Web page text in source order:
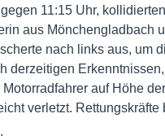
11:15 Uhr,
aus Mönchengladbach
nach links aus, um
derzeitigen
auf Höhe
verletzt.